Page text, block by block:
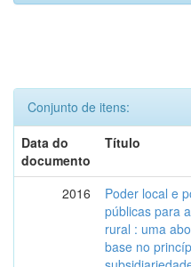
Conjunto de itens:
Data do
documento
Título
2016
Poder local e
públicas para
rural : uma
base no